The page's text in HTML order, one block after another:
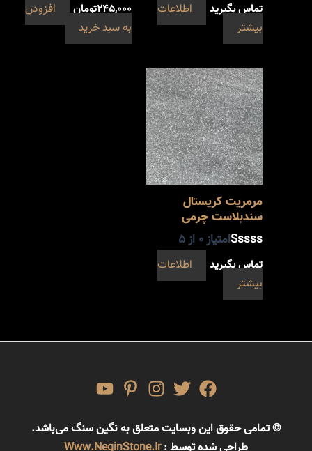
تماس بگیرید
اطلاعات
بیشتر
۲۴۵,۰۰۰تومان
افزودن
به سبد خرید
مرمریت کریستال
سندبلاست چرمی
امتیاز0 از 5
تماس بگیرید
اطلاعات
بیشتر
© تمامی حقوق این وبسایت متعلق به نگین سنگ می‌باشد.